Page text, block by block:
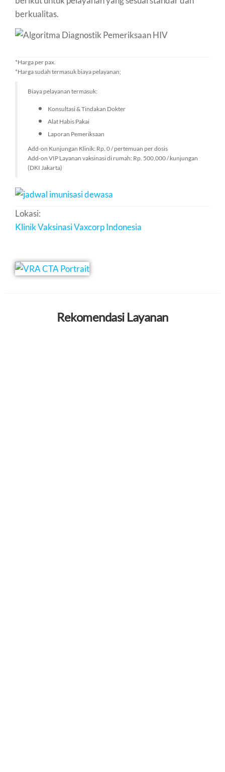
berkualitas.
*Harga per pax.
*Harga sudah termasuk biaya pelayanan;
Biaya pelayanan termasuk:
Konsultasi & Tindakan Dokter
Alat Habis Pakai
Laporan Pemeriksaan
Add-on Kunjungan Klinik: Rp. 0 / pertemuan per dosis
Add-on VIP Layanan vaksinasi di rumah: Rp. 500,000 / kunjungan
(DKI Jakarta)
Lokasi:
Klinik Vaksinasi Vaxcorp Indonesia
Rekomendasi Layanan